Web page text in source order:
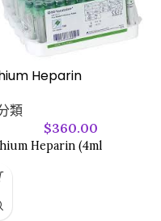
Heparin
類
$360.00
Heparin (4ml